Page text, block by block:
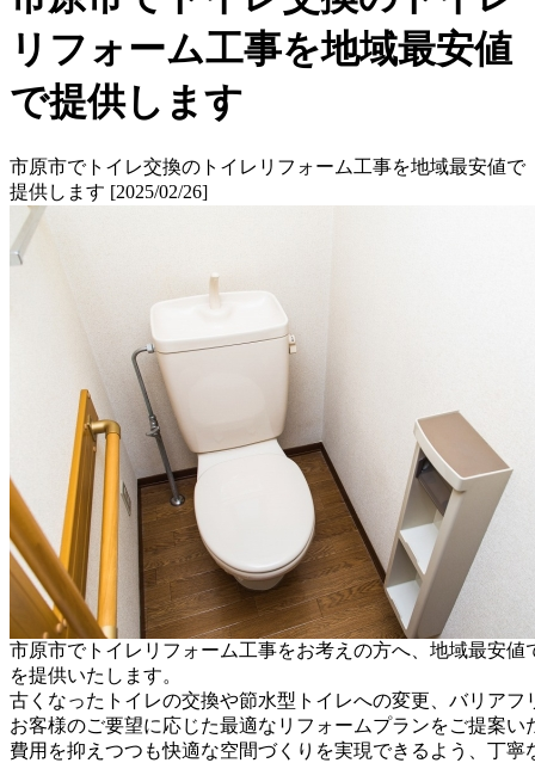
リフォーム工事を地域最安値
で提供します
市原市でトイレ交換のトイレリフォーム工事を地域最安値で
提供します [2025/02/26]
市原市でトイレリフォーム工事をお考えの方へ、地域最安値
を提供いたします。
古くなったトイレの交換や節水型トイレへの変更、バリアフ
お客様のご要望に応じた最適なリフォームプランをご提案い
費用を抑えつつも快適な空間づくりを実現できるよう、丁寧